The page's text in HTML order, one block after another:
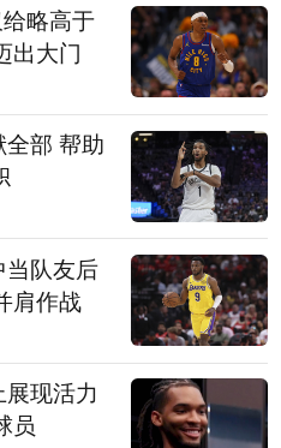
略高于
出大门
部 帮助
队友后
肩作战
现活力
员